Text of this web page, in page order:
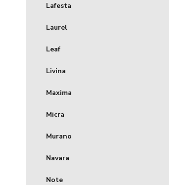
Lafesta
Laurel
Leaf
Livina
Maxima
Micra
Murano
Navara
Note